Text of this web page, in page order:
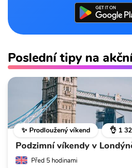
Poslední tipy na
✨ Prodloužený víkend 👌 1
Podzimní víkendy v
Před 5 hodinami